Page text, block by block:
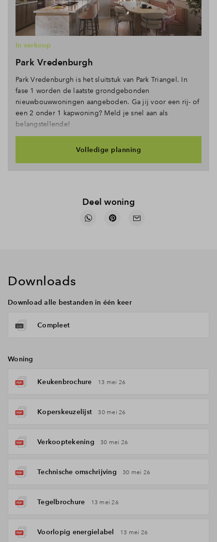
Park Vredenburgh
In verkoop
Park Vredenburgh is het sluitstuk van Park Triangel. In
fase 1 worden de laatste grondgebonden
nieuwbouwwoningen aangeboden. Ga jij voor een rij- of
een 2 onder 1 kapwoning? Meld je snel aan als
belangstellende!
Volledige planning
Deel woning
Downloads
Download alle bestanden in één keer
Compleet
Woning
Keukenbrochure 13 mei 26
Koperskeuzelijst 30 mei 26
Verkooptekening 30 mei 26
Technische omschrijving 30 mei 26
Tegelbrochure 13 mei 26
Voorlopig energielabel 13 mei 26